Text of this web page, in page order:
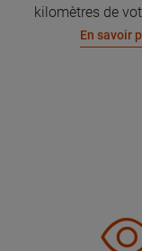
kilomètres de
En savoir